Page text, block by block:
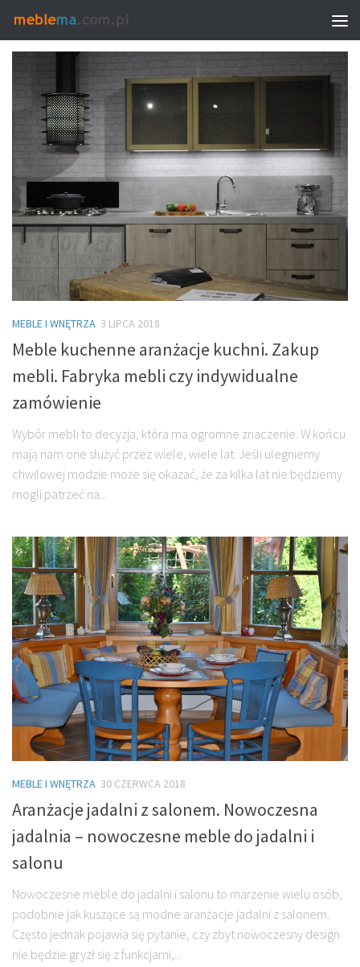
TAGGED:SALON MEBLOWY
MEBLE I WNĘTRZA 3 LIPCA 2018
Meble kuchenne aranżacje kuchni. Zakup
mebli. Fabryka mebli czy indywidualne
zamówienie
Wybór mebli to decyzja, która ma ogromne znaczenie. W końcu
mają nam one służyć przez wiele, wiele lat. Jeśli ulegniemy
chwilowej modzie może się okazać, że za kilka lat nie będziemy
mogli patrzeć na...
MEBLE I WNĘTRZA 30 CZERWCA 2018
Aranżacje jadalni z salonem. Nowoczesna
jadalnia – nowoczesne meble do jadalni i
salonu
Nowoczesne meble do jadalni i salonu to marzenie wielu osób,
podobnie jak kuszące są modne aranżacje jadalni z salonem.
Często jednak pojawia się pytanie, czy zbyt nowoczesny design
nie będzie gryzł się z funkcjami,...